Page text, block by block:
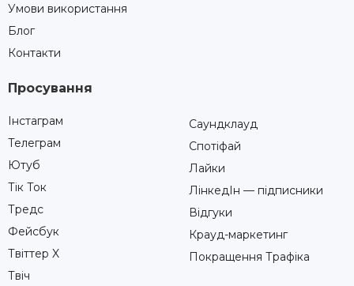
Умови використання
Блог
Контакти
Просування
Інстаграм
Телеграм
Ютуб
Тік Ток
Тредс
Фейсбук
Твіттер X
Твіч
Саундклауд
Спотіфай
Лайки
ЛінкедІн — підписники
Відгуки
Крауд-маркетинг
Покращення Трафіка